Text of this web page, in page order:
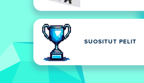
SUOSITUT PELIT